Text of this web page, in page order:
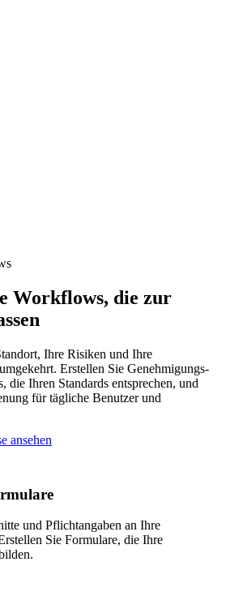
Workflows, die zur
Ihre Risiken und Ihre
Erstellen Sie Genehmigungs-
die Ihren Standards entsprechen, und
für tägliche Benutzer und
ansehen
und Pflichtangaben an Ihre
Sie Formulare, die Ihre